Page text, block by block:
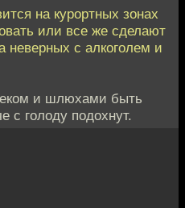
на курортных зонах
или все же сделают
неверных с алкоголем и
и шлюхами быть
с голоду подохнут.